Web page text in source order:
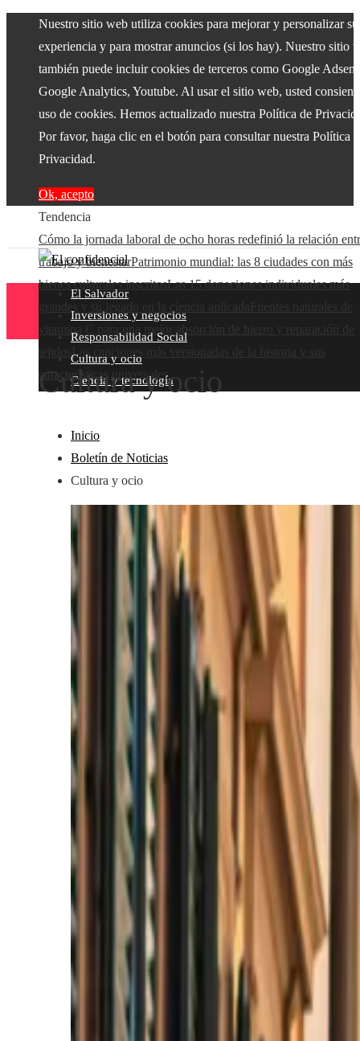
Nuestro sitio web utiliza cookies para mejorar y personalizar su
experiencia y para mostrar anuncios (si los hay). Nuestro sitio
también puede incluir cookies de terceros como Google
Google Analytics, Youtube. Al usar el sitio web, usted
uso de cookies. Hemos actualizado nuestra Política de
Por favor, haga clic en el botón para consultar nuestra Política
Privacidad.
Ok, acepto
Tendencia
Cómo la jornada laboral de ocho horas redefinió la relación
trabajo y bienestarPatrimonio mundial: las 8 ciudades con más
bienes culturales inscritosLas 15 donaciones individuales más
Las canciones más versionadas de la historia y sus
características universales
El Salvador
Inversiones y negocios
Responsabilidad Social
Cultura y ocio
Ciencia y tecnología
Cultura y ocio
Inicio
Boletín de Noticias
Cultura y ocio